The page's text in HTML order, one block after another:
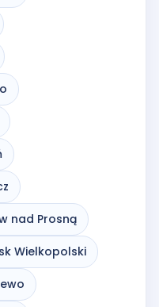
nad Prosną
Wielkopolski